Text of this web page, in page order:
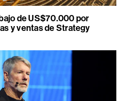
de US$70.000 por
y ventas de Strategy